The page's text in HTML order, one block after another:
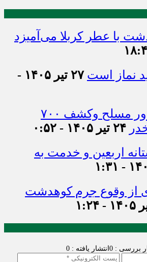
با عطر کربلا می‌آمیزد
نماز است
۲۷ تیر ۱۴۰۵ -
هلاکت چهار شرور مسلح وکشف ۷۰۰
۲۴ تیر ۱۴۰۵ - ۰:۵۲
اربعین و خدمت‌ به
از وقوع جرم کوهدشت
بررسی : 0 انتشار یافته : 0